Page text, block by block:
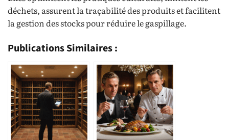
déchets, assurent la traçabilité des produits et facilitent
la gestion des stocks pour réduire le gaspillage.
Publications Similaires :